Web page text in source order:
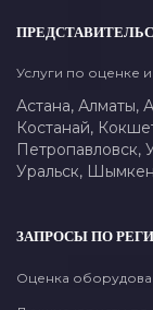
Услуги по оценке
Астана, Алматы,
Костанай,
Петропавловск,
Уральск,
ЗАПРОСЫ ПО
Оценка